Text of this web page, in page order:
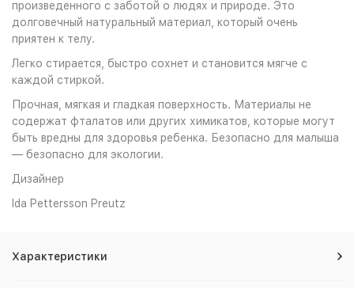
произведенного с заботой о людях и природе. Это
долговечный натуральный материал, который очень
приятен к телу.
Легко стирается, быстро сохнет и становится мягче с
каждой стиркой.
Прочная, мягкая и гладкая поверхность. Материалы не
содержат фталатов или других химикатов, которые могут
быть вредны для здоровья ребенка. Безопасно для малыша
— безопасно для экологии.
Дизайнер
Ida Pettersson Preutz
Характеристики